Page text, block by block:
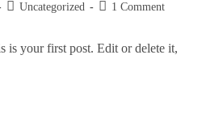
Uncategorized 1 Comment
is your first post. Edit or delete it,